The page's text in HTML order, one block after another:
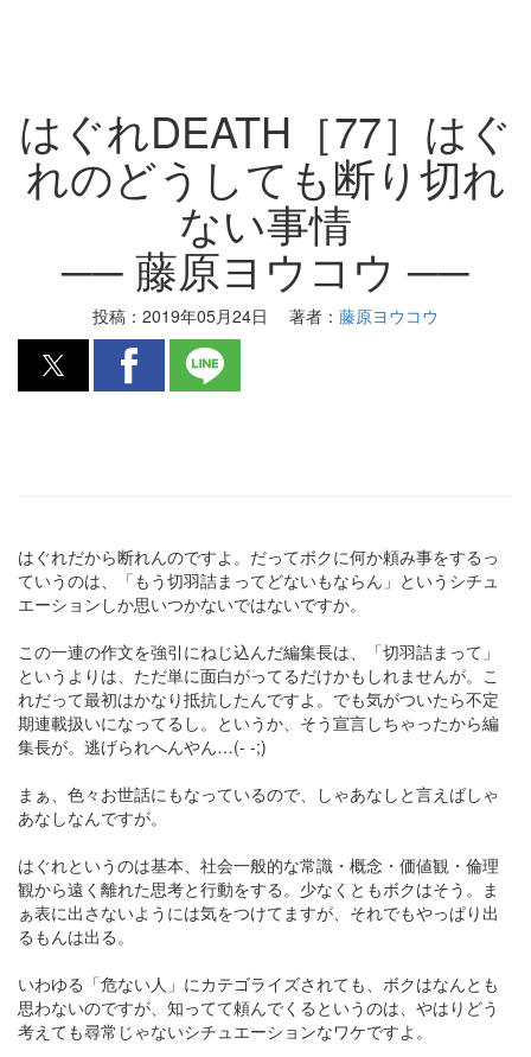
はぐれDEATH［77］はぐ
れのどうしても断り切れ
ない事情
── 藤原ヨウコウ ──
投稿： 2019年05月24日 著者： 藤原ヨウコウ
はぐれだから断れんのですよ。だってボクに何か頼み事をするっ
ていうのは、「もう切羽詰まってどないもならん」というシチュ
エーションしか思いつかないではないですか。
この一連の作文を強引にねじ込んだ編集長は、「切羽詰まって」
というよりは、ただ単に面白がってるだけかもしれませんが。こ
れだって最初はかなり抵抗したんですよ。でも気がついたら不定
期連載扱いになってるし。というか、そう宣言しちゃったから編
集長が。逃げられへんやん…(- -;)
まぁ、色々お世話にもなっているので、しゃあなしと言えばしゃ
あなしなんですが。
はぐれというのは基本、社会一般的な常識・概念・価値観・倫理
観から遠く離れた思考と行動をする。少なくともボクはそう。ま
ぁ表に出さないようには気をつけてますが、それでもやっぱり出
るもんは出る。
いわゆる「危ない人」にカテゴライズされても、ボクはなんとも
思わないのですが、知ってて頼んでくるというのは、やはりどう
考えても尋常じゃないシチュエーションなワケですよ。